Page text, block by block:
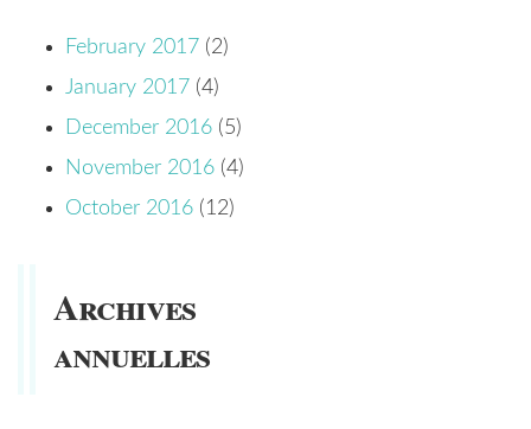
February 2017 (2)
January 2017 (4)
December 2016 (5)
November 2016 (4)
October 2016 (12)
Archives
annuelles